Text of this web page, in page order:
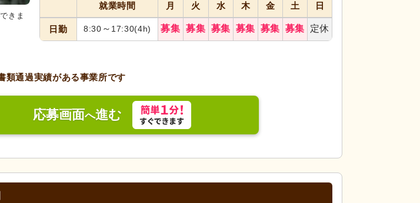
きま
リビング
明るくて広々としたリビングです。リラックスしながら過ごしやすい環境
が整っています。
就業時間 月 火 水 木 金 土 日
日勤 8:30 ～ 17:30(4h) 募集 募集 募集 募集 募集 募集 定休
類通過実績がある事業所です
応募画面へ進む